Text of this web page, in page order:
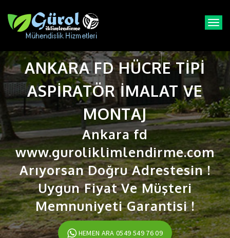
T
g
v
i
g
a
t
i
o
n
ANKARA FD HÜCRE TIPI
ASPIRATÖR IMALAT VE
MONTAJ
Ankara fd
www.guroliklimlendirme.com
Arıyorsan Doğru Adrestesin !
Uygun Fiyat Ve Müşteri
Memnuniyeti Garantisi !
HEMEN ARA 0549 549 76 09